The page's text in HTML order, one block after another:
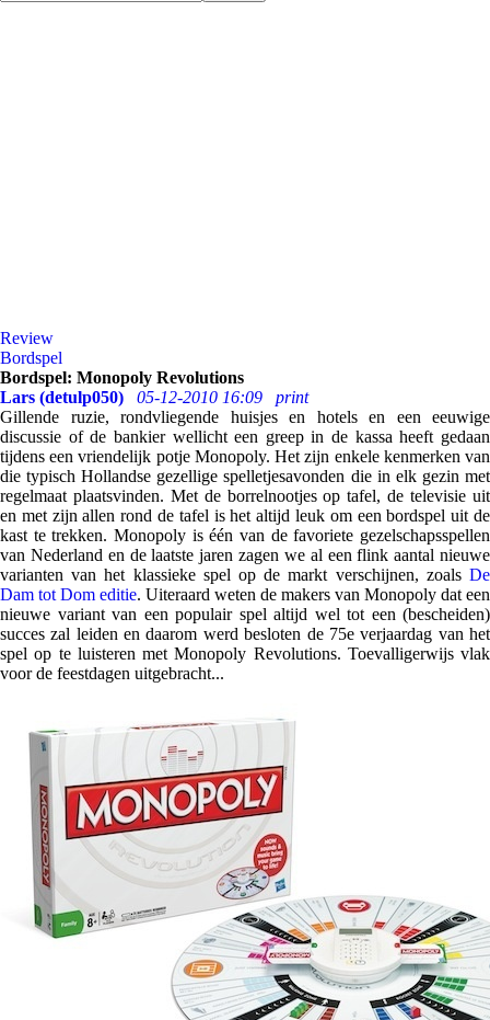
Review
Bordspel
Bordspel: Monopoly Revolutions
Lars (detulp050)
05-12-2010 16:09
print
Gillende ruzie, rondvliegende huisjes en hotels en een eeuwige
discussie of de bankier wellicht een greep in de kassa heeft gedaan
tijdens een vriendelijk potje Monopoly. Het zijn enkele kenmerken van
die typisch Hollandse gezellige spelletjesavonden die in elk gezin met
regelmaat plaatsvinden. Met de borrelnootjes op tafel, de televisie uit
en met zijn allen rond de tafel is het altijd leuk om een bordspel uit de
kast te trekken. Monopoly is één van de favoriete gezelschapsspellen
van Nederland en de laatste jaren zagen we al een flink aantal nieuwe
varianten van het klassieke spel op de markt verschijnen, zoals De
Dam tot Dom editie. Uiteraard weten de makers van Monopoly dat een
nieuwe variant van een populair spel altijd wel tot een (bescheiden)
succes zal leiden en daarom werd besloten de 75e verjaardag van het
spel op te luisteren met Monopoly Revolutions. Toevalligerwijs vlak
voor de feestdagen uitgebracht...